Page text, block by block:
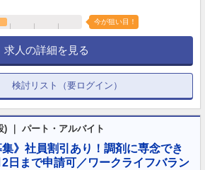
今が狙い目！
求人の詳細を見る
検討リスト（要ログイン）
) ｜ パート・アルバイト
集》社員割引あり！調剤に専念でき
日まで申請可／ワークライフバラン